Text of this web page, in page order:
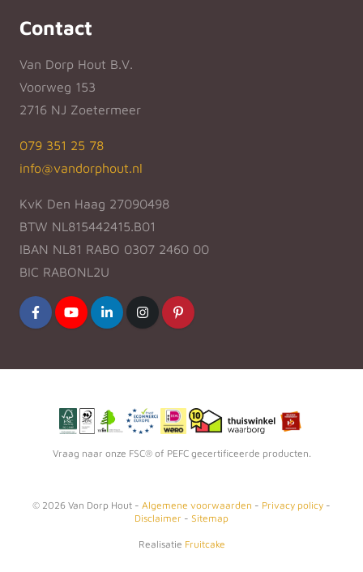
Contact
Van Dorp Hout B.V.
Voorweg 153
2716 NJ Zoetermeer
079 351 25 78
info@vandorphout.nl
KvK Den Haag 27090498
BTW NL815442415.B01
IBAN NL81 RABO 0307 2460 00
BIC RABONL2U
Vraag naar onze FSC® of PEFC gecertificeerde producten.
© 2026 Van Dorp Hout - Algemene voorwaarden - Privacy policy -
Disclaimer - Sitemap
Realisatie Fruitcake